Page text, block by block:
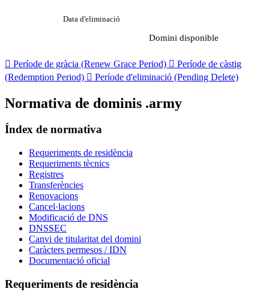
Data d'eliminació
Domini disponible
 Període de gràcia (Renew Grace Period)  Període de càstig
(Redemption Period)  Període d'eliminació (Pending Delete)
Normativa de dominis .army
Índex de normativa
Requeriments de residència
Requeriments tècnics
Registres
Transferències
Renovacions
Cancel·lacions
Modificació de DNS
DNSSEC
Canvi de titularitat del domini
Caràcters permesos / IDN
Documentació oficial
Requeriments de residència